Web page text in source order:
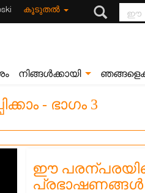
കൂടുതൽ
ഈ
നിങ്ങൾക്കായി
- ഭാഗം 3
ഈ
പ്രഭാഷണങ്ങൾ